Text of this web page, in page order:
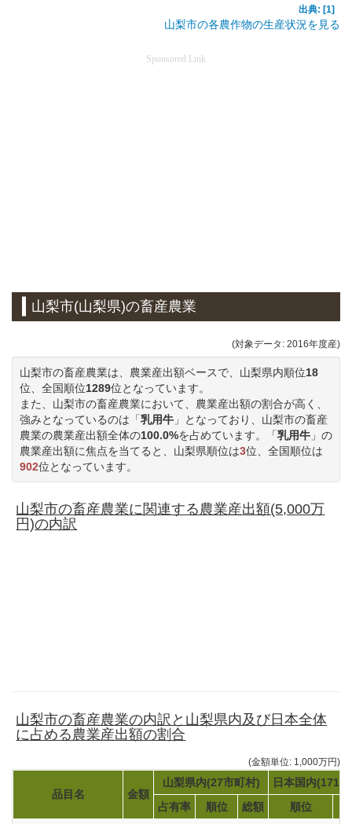
出典: [1]
山梨市の各農作物の生産状況を見る
Sponsored Link
山梨市(山梨県)の畜産農業
(対象データ: 2016年度産)
山梨市の畜産農業は、農業産出額ベースで、山梨県内順位18
位、全国順位1289位となっています。
また、山梨市の畜産農業において、農業産出額の割合が高く、
強みとなっているのは「乳用牛 」となっており、山梨市の畜産
農業の農業産出額全体の100.0%を占めています。「乳用牛 」の
農業産出額に焦点を当てると、山梨県順位は3位、全国順位は
902位となっています。
山梨市の畜産農業に関連する農業産出額(5,000万
円)の内訳
山梨市の畜産農業の内訳と山梨県内及び日本全体
に占める農業産出額の割合
(金額単位: 1,000万円)
品目名 金額
山梨県内(27市町村)
日本国内(1719
占有率
順位 総額 順位